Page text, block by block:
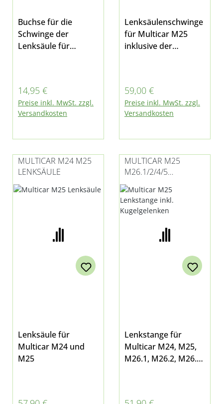
Buchse für die
Schwinge der
Lenksäule für
Regulärer Preis:
14,95 €
Preise inkl. MwSt. zzgl.
Versandkosten
Lenksäulenschwinge
für Multicar M25
inklusive der
Regulärer Preis:
59,00 €
Preise inkl. MwSt. zzgl.
Versandkosten
MULTICAR M24 M25
LENKSÄULE
Lenksäule für
Multicar M24 und
M25
MULTICAR M25
M26.1/2/4/5
LENKSTANGE INKL.
KUGELGELENKEN
Lenkstange für
Multicar M24, M25,
M26.1, M26.2, M26.4